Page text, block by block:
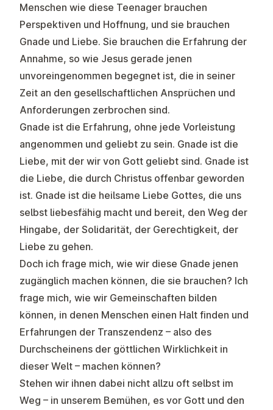
Menschen wie diese Teenager brauchen
Perspektiven und Hoffnung, und sie brauchen
Gnade und Liebe. Sie brauchen die Erfahrung der
Annahme, so wie Jesus gerade jenen
unvoreingenommen begegnet ist, die in seiner
Zeit an den gesellschaftlichen Ansprüchen und
Anforderungen zerbrochen sind.
Gnade ist die Erfahrung, ohne jede Vorleistung
angenommen und geliebt zu sein. Gnade ist die
Liebe, mit der wir von Gott geliebt sind. Gnade ist
die Liebe, die durch Christus offenbar geworden
ist. Gnade ist die heilsame Liebe Gottes, die uns
selbst liebesfähig macht und bereit, den Weg der
Hingabe, der Solidarität, der Gerechtigkeit, der
Liebe zu gehen.
Doch ich frage mich, wie wir diese Gnade jenen
zugänglich machen können, die sie brauchen? Ich
frage mich, wie wir Gemeinschaften bilden
können, in denen Menschen einen Halt finden und
Erfahrungen der Transzendenz – also des
Durchscheinens der göttlichen Wirklichkeit in
dieser Welt – machen können?
Stehen wir ihnen dabei nicht allzu oft selbst im
Weg – in unserem Bemühen, es vor Gott und den